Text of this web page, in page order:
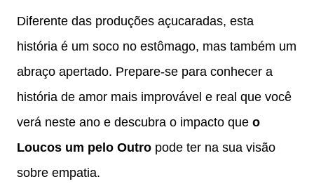
Diferente das produções açucaradas, esta
história é um soco no estômago, mas também um
abraço apertado. Prepare-se para conhecer a
história de amor mais improvável e real que você
verá neste ano e descubra o impacto que o
Loucos um pelo Outro pode ter na sua visão
sobre empatia.